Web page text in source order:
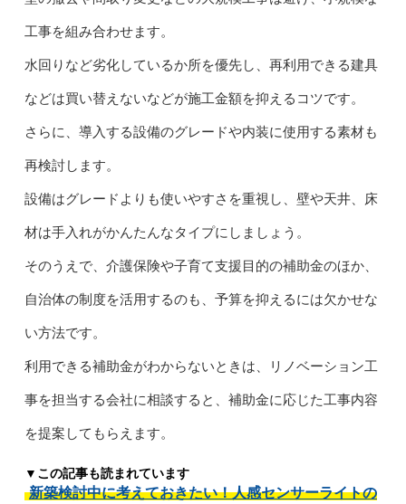
工事を組み合わせます。
水回りなど劣化しているか所を優先し、再利用できる建具
などは買い替えないなどが施工金額を抑えるコツです。
さらに、導入する設備のグレードや内装に使用する素材も
再検討します。
設備はグレードよりも使いやすさを重視し、壁や天井、床
材は手入れがかんたんなタイプにしましょう。
そのうえで、介護保険や子育て支援目的の補助金のほか、
自治体の制度を活用するのも、予算を抑えるには欠かせな
い方法です。
利用できる補助金がわからないときは、リノベーション工
事を担当する会社に相談すると、補助金に応じた工事内容
を提案してもらえます。
▼この記事も読まれています
新築検討中に考えておきたい！人感センサーライトの